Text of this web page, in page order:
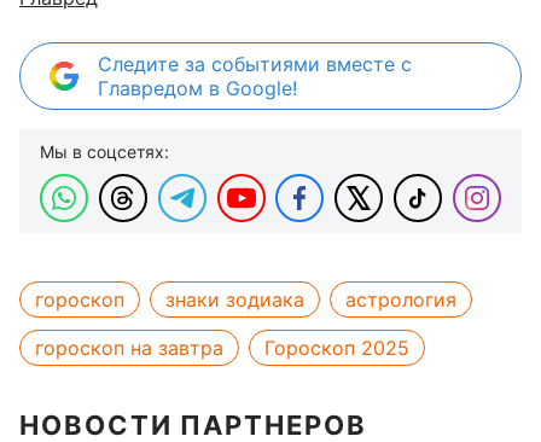
Следите за событиями вместе с
Главредом в Google!
Мы в соцсетях:
гороскоп знаки зодиака
астрология
гороскоп на завтра
Гороскоп 2025
НОВОСТИ ПАРТНЕРОВ